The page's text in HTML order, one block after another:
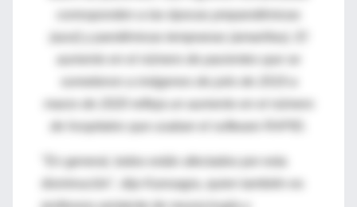
sometieron a imágenes de julio de 2019 a
"En general, todos están afectados por esta
disminución", dijo Kansagra, quien también es